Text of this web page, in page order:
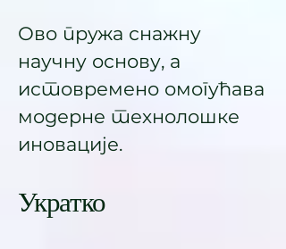
Ово пружа снажну
научну основу, а
истовремено омогућава
модерне технолошке
иновације.
Укратко